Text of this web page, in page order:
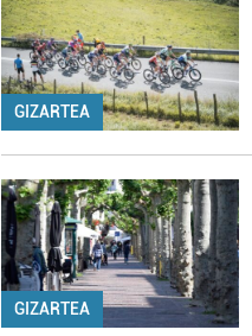
GIZARTEA
GIZARTEA